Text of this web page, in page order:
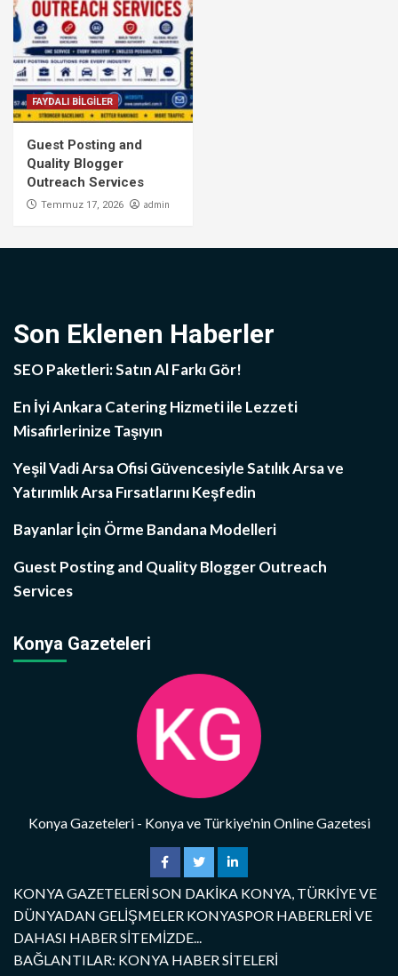
FAYDALI BİLGİLER
Guest Posting and
Quality Blogger
Outreach Services
Temmuz 17, 2026 admin
Son Eklenen Haberler
SEO Paketleri: Satın Al Farkı Gör!
En İyi Ankara Catering Hizmeti ile Lezzeti
Misafirlerinize Taşıyın
Yeşil Vadi Arsa Ofisi Güvencesiyle Satılık Arsa ve
Yatırımlık Arsa Fırsatlarını Keşfedin
Bayanlar İçin Örme Bandana Modelleri
Guest Posting and Quality Blogger Outreach
Services
Konya Gazeteleri
Konya Gazeteleri - Konya ve Türkiye'nin Online Gazetesi
KONYA GAZETELERİ SON DAKİKA KONYA, TÜRKİYE VE
DÜNYADAN GELİŞMELER KONYASPOR HABERLERİ VE
DAHASI HABER SİTEMİZDE...
BAĞLANTILAR: KONYA HABER SİTELERİ